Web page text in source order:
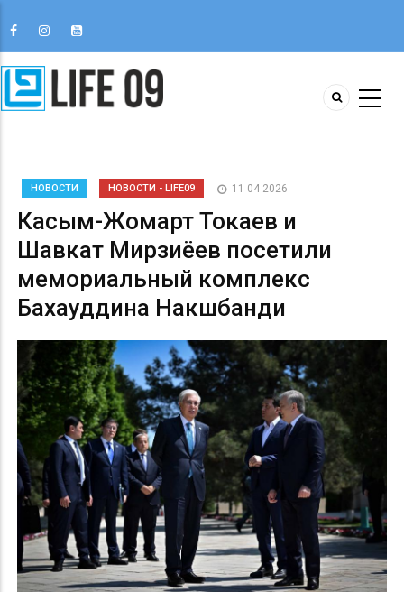
НОВОСТИ НОВОСТИ - LIFE09 11 04 2026
Касым-Жомарт Токаев и
Шавкат Мирзиёев посетили
мемориальный комплекс
Бахауддина Накшбанди